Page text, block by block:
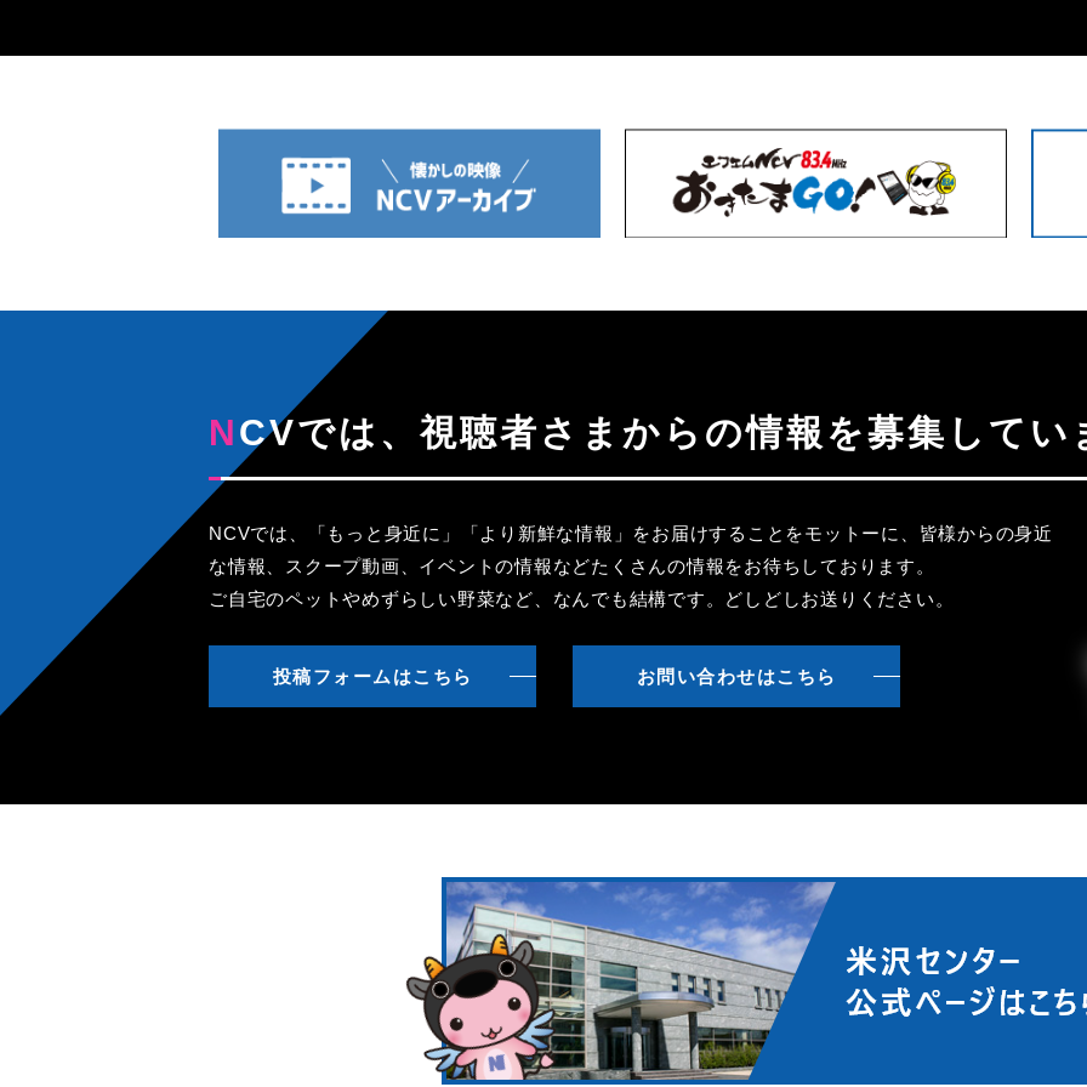
NCVでは、視聴者さまからの情報を募集してい
NCVでは、「もっと身近に」「より新鮮な情報」をお届けすることをモットーに、皆様からの身近
な情報、スクープ動画、イベントの情報などたくさんの情報をお待ちしております。
ご自宅のペットやめずらしい野菜など、なんでも結構です。どしどしお送りください。
投稿フォームはこちら お問い合わせはこちら